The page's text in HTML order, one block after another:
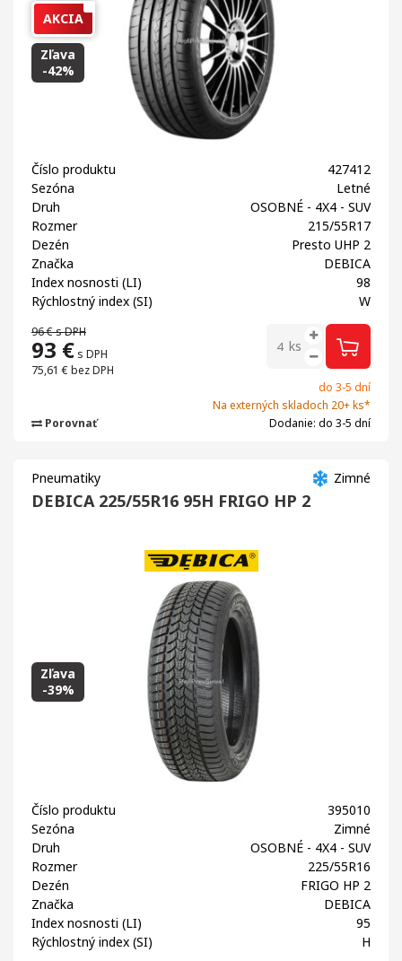
AKCIA
Zľava
-42%
Číslo produktu
427412
Sezóna
Letné
Druh
OSOBNÉ - 4X4 - SUV
Rozmer
215/55R17
Dezén
Presto UHP 2
Značka
DEBICA
Index nosnosti (LI)
98
Rýchlostný index (SI)
W
96 €s DPH
93 € s DPH
75,61 € bez DPH
ks
do 3-5 dní
Na externých skladoch 20+ ks*
Dodanie: do 3-5 dní
Porovnať
Zimné
Pneumatiky
DEBICA 225/55R16 95H FRIGO HP 2
Zľava
-39%
Číslo produktu
395010
Sezóna
Zimné
Druh
OSOBNÉ - 4X4 - SUV
Rozmer
225/55R16
Dezén
FRIGO HP 2
Značka
DEBICA
Index nosnosti (LI)
95
Rýchlostný index (SI)
H